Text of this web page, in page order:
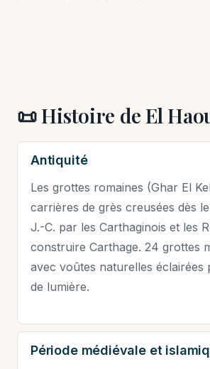
📜 Histoire de El
Antiquité
Les grottes romaines (Ghar El
carrières de grès creusées dès
J.-C. par les Carthaginois et les
construire Carthage. 24 grottes
avec voûtes naturelles éclairées
de lumière.
Période médiévale et